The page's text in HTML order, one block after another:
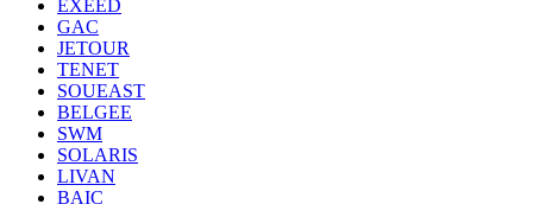
EXEED
GAC
JETOUR
TENET
SOUEAST
BELGEE
SWM
SOLARIS
LIVAN
BAIC